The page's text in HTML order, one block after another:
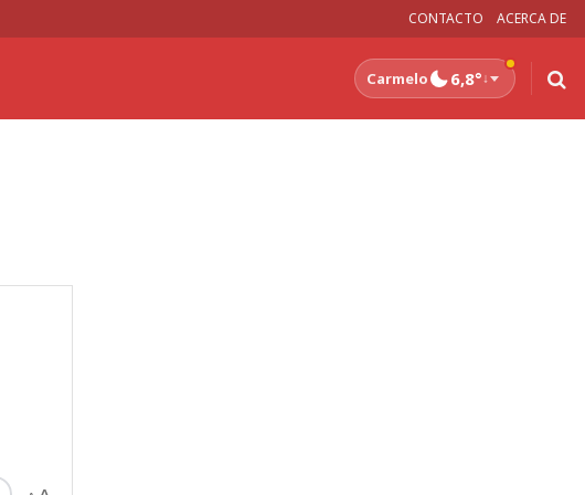
CONTACTO ACERCA DE
Carmelo 6,8°↓